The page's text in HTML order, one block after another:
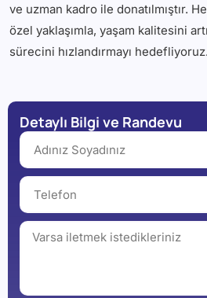
ve uzman kadro ile donatılmıştır.
özel yaklaşımla, yaşam kalitesini
sürecini hızlandırmayı hedefliyoruz.
Detaylı Bilgi ve Randevu